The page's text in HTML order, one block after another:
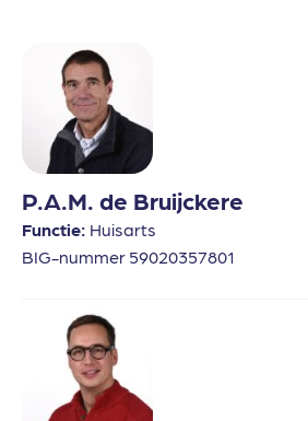
P.A.M. de Bruijckere
Functie: Huisarts
BIG-nummer 59020357801